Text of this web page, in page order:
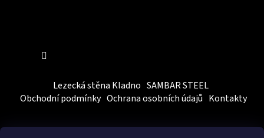
Lezecká stěna Kladno SAMBAR STEEL
Obchodní podmínky Ochrana osobních údajů Kontakty